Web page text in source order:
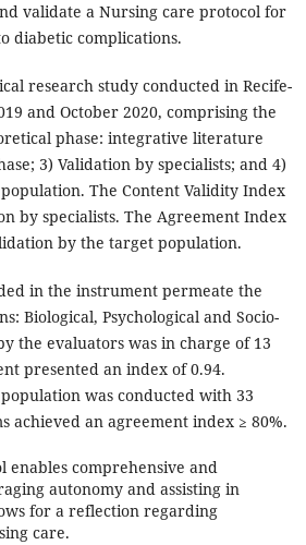
validate a Nursing care protocol for
diabetic complications.
research study conducted in Recife-
and October 2020, comprising the
phase: integrative literature
3) Validation by specialists; and 4)
The Content Validity Index
by specialists. The Agreement Index
by the target population.
in the instrument permeate the
Biological, Psychological and Socio-
the evaluators was in charge of 13
presented an index of 0.94.
was conducted with 33
achieved an agreement index ≥ 80%.
enables comprehensive and
autonomy and assisting in
for a reflection regarding
care.